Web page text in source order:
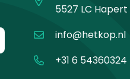
5527 LC Hapert
info@hetkop.nl
+31 6 54360324